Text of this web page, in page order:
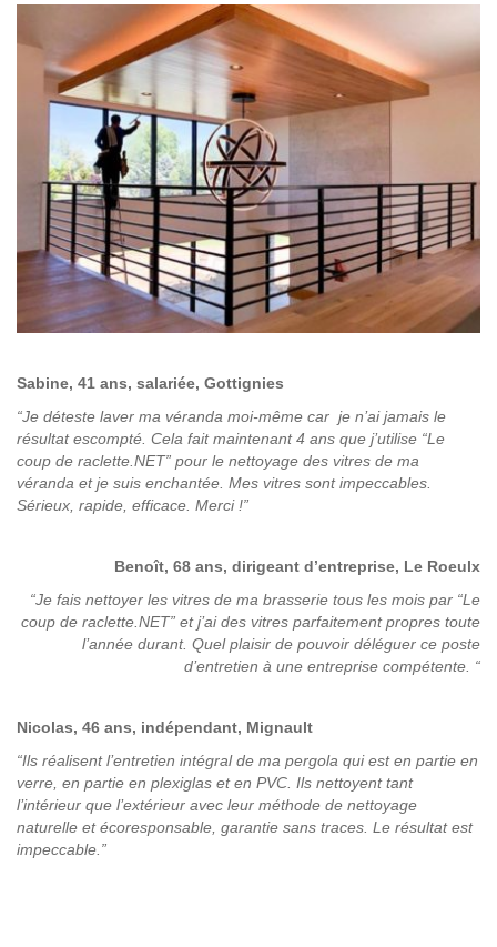
Sabine, 41 ans, salariée, Gottignies
“Je déteste laver ma véranda moi-même car je n’ai jamais le
résultat escompté. Cela fait maintenant 4 ans que j’utilise “Le
coup de raclette.NET” pour le nettoyage des vitres de ma
véranda et je suis enchantée. Mes vitres sont impeccables.
Sérieux, rapide, efficace. Merci !”
Benoît, 68 ans, dirigeant d’entreprise, Le Roeulx
“Je fais nettoyer les vitres de ma brasserie tous les mois par “Le
coup de raclette.NET” et j’ai des vitres parfaitement propres toute
l’année durant. Quel plaisir de pouvoir déléguer ce poste
d’entretien à une entreprise compétente. “
Nicolas, 46 ans, indépendant, Mignault
“Ils réalisent l’entretien intégral de ma pergola qui est en partie en
verre, en partie en plexiglas et en PVC. Ils nettoyent tant
l’intérieur que l’extérieur avec leur méthode de nettoyage
naturelle et écoresponsable, garantie sans traces. Le résultat est
impeccable.”